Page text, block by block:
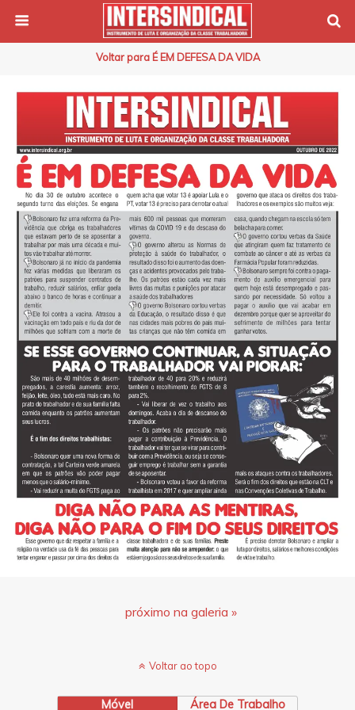
Voltar para É EM DEFESA DA VIDA
próximo na galeria »
Voltar ao topo
Móvel Área De Trabalho